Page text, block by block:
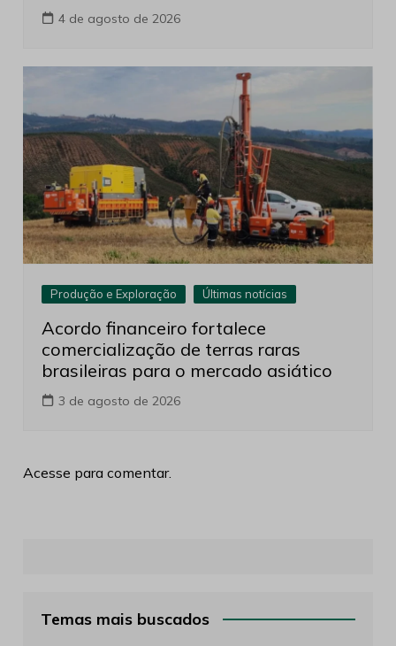
4 de agosto de 2026
Produção e Exploração Últimas notícias
Acordo financeiro fortalece
comercialização de terras raras
brasileiras para o mercado asiático
3 de agosto de 2026
Acesse para comentar.
Temas mais buscados